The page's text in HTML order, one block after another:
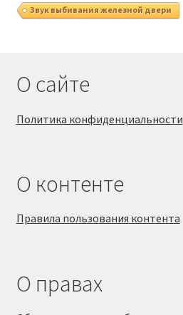
Звук выбивания железной двери
О сайте
Политика конфиденциальности
О контенте
Правила пользования контента
О правах